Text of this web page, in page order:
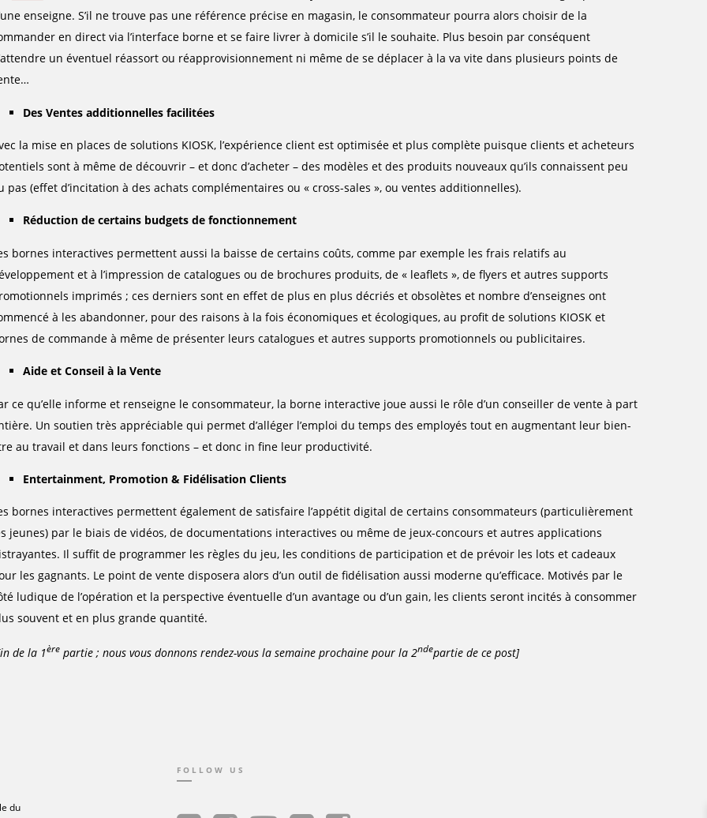
enseigne. S’il ne trouve pas une référence précise en magasin, le consommateur pourra alors choisir de la
en direct via l’interface borne et se faire livrer à domicile s’il le souhaite. Plus besoin par conséquent
un éventuel réassort ou réapprovisionnement ni même de se déplacer à la va vite dans plusieurs points de
Des Ventes additionnelles facilitées
la mise en places de solutions KIOSK, l’expérience client est optimisée et plus complète puisque clients et acheteurs
sont à même de découvrir – et donc d’acheter – des modèles et des produits nouveaux qu’ils connaissent peu
pas (effet d’incitation à des achats complémentaires ou « cross-sales », ou ventes additionnelles).
Réduction de certains budgets de fonctionnement
bornes interactives permettent aussi la baisse de certains coûts, comme par exemple les frais relatifs au
et à l’impression de catalogues ou de brochures produits, de « leaflets », de flyers et autres supports
imprimés ; ces derniers sont en effet de plus en plus décriés et obsolètes et nombre d’enseignes ont
à les abandonner, pour des raisons à la fois économiques et écologiques, au profit de solutions KIOSK et
de commande à même de présenter leurs catalogues et autres supports promotionnels ou publicitaires.
Aide et Conseil à la Vente
ce qu’elle informe et renseigne le consommateur, la borne interactive joue aussi le rôle d’un conseiller de vente à part
Un soutien très appréciable qui permet d’alléger l’emploi du temps des employés tout en augmentant leur bien-
au travail et dans leurs fonctions – et donc in fine leur productivité.
Entertainment, Promotion & Fidélisation Clients
bornes interactives permettent également de satisfaire l’appétit digital de certains consommateurs (particulièrement
jeunes) par le biais de vidéos, de documentations interactives ou même de jeux-concours et autres applications
Il suffit de programmer les règles du jeu, les conditions de participation et de prévoir les lots et cadeaux
les gagnants. Le point de vente disposera alors d’un outil de fidélisation aussi moderne qu’efficace. Motivés par le
ludique de l’opération et la perspective éventuelle d’un avantage ou d’un gain, les clients seront incités à consommer
souvent et en plus grande quantité.
de la 1èrepartie ; nous vous donnons rendez-vous la semaine prochaine pour la 2ndepartie de ce post]
du
FOLLOW US